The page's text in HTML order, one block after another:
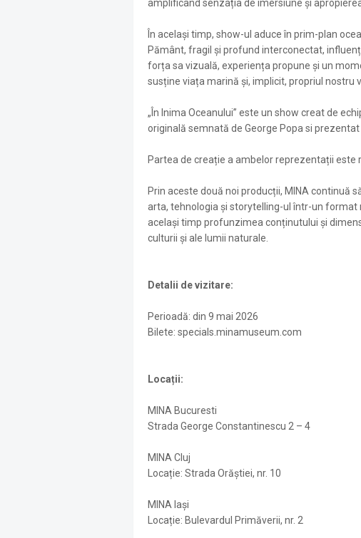
amplificând senzația de imersiune și
În același timp, show-ul aduce în prim-plan
Pământ, fragil și profund interconectat,
forța sa vizuală, experiența propune și un
susține viața marină și, implicit, propriul nostru
„În Inima Oceanului” este un show creat de
originală semnată de George Popa si
Partea de creație a ambelor reprezentații este
Prin aceste două noi producții, MINA continuă
arta, tehnologia și storytelling-ul într-un
același timp profunzimea conținutului și
culturii și ale lumii naturale.
Detalii de vizitare:
Perioadă: din 9 mai 2026
Bilete: specials.minamuseum.com
Locații:
MINA Bucuresti
Strada George Constantinescu 2 – 4
MINA Cluj
Locație: Strada Orăștiei, nr. 10
MINA Iași
Locație: Bulevardul Primăverii, nr. 2